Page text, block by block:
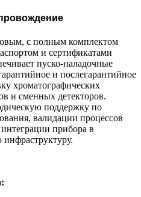
с полным комплектом
и сертификатами
пуско-наладочные
и послегарантийное
хроматографических
и сменных детекторов.
поддержку по
валидации процессов
прибора в